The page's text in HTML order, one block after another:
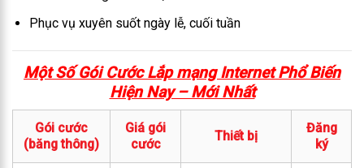
Phục vụ xuyên suốt ngày lễ, cuối tuần
Một Số Gói Cước Lắp mạng Internet Phổ Biến
Hiện Nay – Mới Nhất
Gói cước
(băng thông)
Giá gói
cước
Thiết bị
Đăng
ký